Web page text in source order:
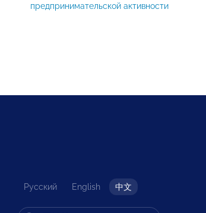
предпринимательской активности
Русский English 中文